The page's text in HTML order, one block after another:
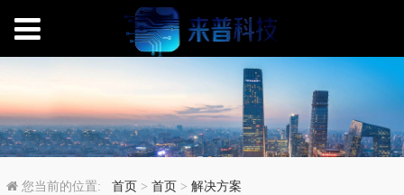
提升SQL Server安全性
您当前的位置:首页 >首页 >解决方案